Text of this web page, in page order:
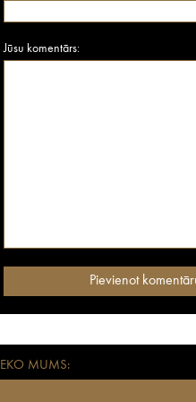
Jūsu komentārs:
MUMS: